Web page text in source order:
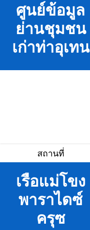
ศูนย์ข้อมูล
ย่านชุมชน
เก่าท่าอุเทน
สถานที่
เรือแม่โขง
พาราไดซ์
ครุซ